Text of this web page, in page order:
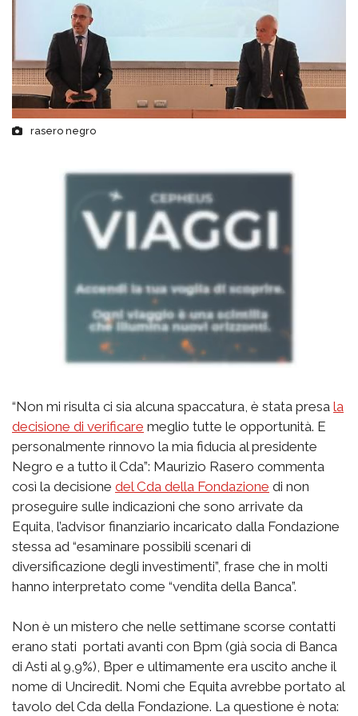
rasero negro
“Non mi risulta ci sia alcuna spaccatura, è stata presa la
decisione di verificare meglio tutte le opportunità. E
personalmente rinnovo la mia fiducia al presidente
Negro e a tutto il Cda”: Maurizio Rasero commenta
così la decisione del Cda della Fondazione di non
proseguire sulle indicazioni che sono arrivate da
Equita, l’advisor finanziario incaricato dalla Fondazione
stessa ad “esaminare possibili scenari di
diversificazione degli investimenti”, frase che in molti
hanno interpretato come “vendita della Banca”.
Non è un mistero che nelle settimane scorse contatti
erano stati portati avanti con Bpm (già socia di Banca
di Asti al 9,9%), Bper e ultimamente era uscito anche il
nome di Unciredit. Nomi che Equita avrebbe portato al
tavolo del Cda della Fondazione. La questione è nota: